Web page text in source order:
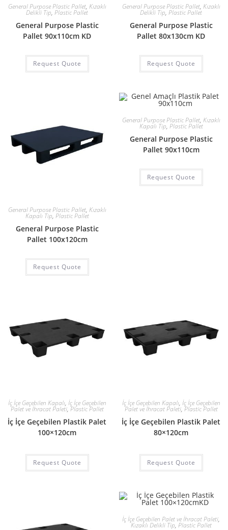
General Purpose Plastic Pallet, Kızaklı
Delikli Tip, Plastic Pallet
General Purpose Plastic
Pallet 90x110cm KD
Request Quote
General Purpose Plastic Pallet, Kızaklı
Delikli Tip, Plastic Pallet
General Purpose Plastic
Pallet 80x130cm KD
Request Quote
General Purpose Plastic Pallet, Kızaklı
Kapalı Tip, Plastic Pallet
General Purpose Plastic
Pallet 100x120cm
Request Quote
General Purpose Plastic Pallet, Kızaklı
Kapalı Tip, Plastic Pallet
General Purpose Plastic
Pallet 90x110cm
Request Quote
İç İçe Geçebilen Kapalı, İç İçe Geçebilen
Palet ve İhracat Paleti, Plastic Pallet
İç İçe Geçebilen Plastik Palet
100×120cm
Request Quote
İç İçe Geçebilen Kapalı, İç İçe Geçebilen
Palet ve İhracat Paleti, Plastic Pallet
İç İçe Geçebilen Plastik Palet
80×120cm
Request Quote
İç İçe Geçebilen Palet ve İhracat Paleti,
Kızaklı Delikli Tip, Plastic Pallet